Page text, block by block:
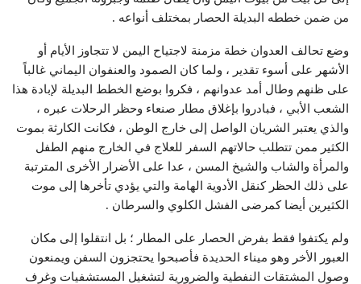
من ضمن خططه البديلة الحصار بمختلف أنواعه .
وضع تحالف العدوان خطة مزمنة لاجتياح اليمن لا تتجاوز الأيام أو
الأشهر على أسوء تقدير ، ولما كان الصمود والعنفوان اليماني غالباً
على ظنهم وطال أمد عدوانهم ، فكروا بوضع الخطط البديلة لإبادة هذا
الشعب الأبي ، فبادروا بإغلاق مطار صنعاء وحظر الرحلات عبره ،
والذي يعتبر الشريان الواصل إلى خارج الوطن ، فكانت الكارثة بموت
الكثير ممن تتطلب حالاتهم السفر للعلاج في الخارج منهم الطفل
والمرأة والشاب والشيخ المسن ، عدا على الأضرار الأخرى المترتبة
على ذلك الحظر كنقل الأدوية الهامة والتي يؤدي تأخرها إلى موت
الكثيرين أيضا كمرضى الفشل الكلوي والسرطان .
ولم يكتفوا فقط بفرض الحصار على المطار ؛ بل انتقلوا إلى مكان
العبور الأخر وهو ميناء الحديدة فأصبحوا يحتجزون السفن ويمنعون
وصول المشتقات النفطية والضرورية لتشغيل المستشفيات وغرف